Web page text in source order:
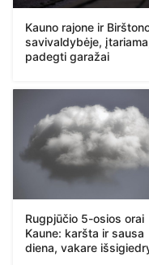
Kauno rajone ir
savivaldybėje,
padegti garažai
Rugpjūčio 5-osios orai
Kaune: karšta ir sausa
diena, vakare